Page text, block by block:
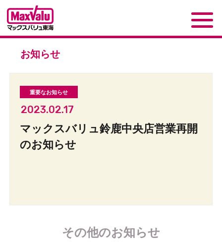
お知らせ
2023.02.17
マックスバリュ鈴鹿中央店営業再開
のお知らせ
その他のお知らせ